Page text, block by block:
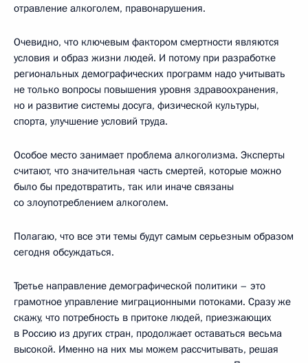
отравление алкоголем, правонарушения.
Очевидно, что ключевым фактором смертности являются
условия и образ жизни людей. И потому при разработке
региональных демографических программ надо учитывать
не только вопросы повышения уровня здравоохранения,
но и развитие системы досуга, физической культуры,
спорта, улучшение условий труда.
Особое место занимает проблема алкоголизма. Эксперты
считают, что значительная часть смертей, которые можно
было бы предотвратить, так или иначе связаны
со злоупотреблением алкоголем.
Полагаю, что все эти темы будут самым серьезным образом
сегодня обсуждаться.
Третье направление демографической политики – это
грамотное управление миграционными потоками. Сразу же
скажу, что потребность в притоке людей, приезжающих
в Россию из других стран, продолжает оставаться весьма
высокой. Именно на них мы можем рассчитывать, решая